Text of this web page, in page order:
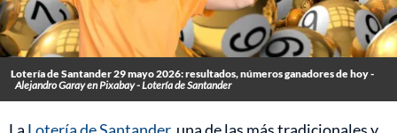
Lotería de Santander 29 mayo 2026: resultados, números ganadores de hoy -
Alejandro Garay en Pixabay - Lotería de Santander